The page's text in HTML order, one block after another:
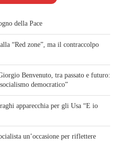
della Pace
“Red zone”, ma il contraccolpo
Benvenuto, tra passato e futuro:
democratico”
apparecchia per gli Usa “E io
un’occasione per riflettere